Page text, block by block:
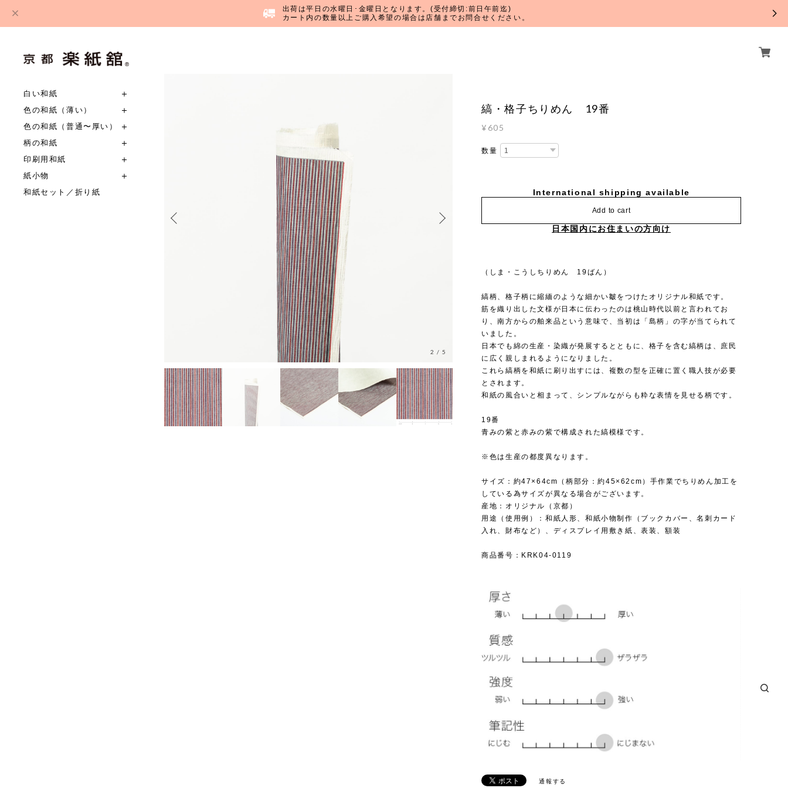
出荷は平日の水曜日･金曜日となります。(受付締切:前日午前迄)
カート内の数量以上ご購入希望の場合は店舗までお問合せください。
白い和紙
色の和紙（薄い）
色の和紙（普通〜厚い）
柄の和紙
印刷用和紙
紙小物
和紙セット／折り紙
3 /5
縞・格子ちりめん 19番
¥605
数量
International shipping available
Add to cart
日本国内にお住まいの方向け
（しま・こうしちりめん 19ばん）
縞柄、格子柄に縮緬のような細かい皺をつけたオリジナル和紙です。
筋を織り出した文様が日本に伝わったのは桃山時代以前と言われてお
り、南方からの舶来品という意味で、当初は「島柄」の字が当てられて
いました。
日本でも綿の生産・染織が発展するとともに、格子を含む縞柄は、庶民
に広く親しまれるようになりました。
これら縞柄を和紙に刷り出すには、複数の型を正確に置く職人技が必要
とされます。
和紙の風合いと相まって、シンプルながらも粋な表情を見せる柄です。
19番
青みの紫と赤みの紫で構成された縞模様です。
※色は生産の都度異なります。
サイズ：約47×64cm（柄部分：約45×62cm）手作業でちりめん加工を
している為サイズが異なる場合がございます。
産地：オリジナル（京都）
用途（使用例）：和紙人形、和紙小物制作（ブックカバー、名刺カード
入れ、財布など）、ディスプレイ用敷き紙、表装、額装
商品番号：KRK04-0119
通報する